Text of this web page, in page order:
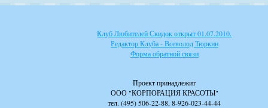
Клуб Любителей Скидок открыт 01.07.2010.
Редактор Клуба - Всеволод Тюркин
Форма обратной связи
Проект принадлежит
ООО "КОРПОРАЦИЯ КРАСОТЫ"
тел. (495) 506-22-88, 8-926-023-44-44